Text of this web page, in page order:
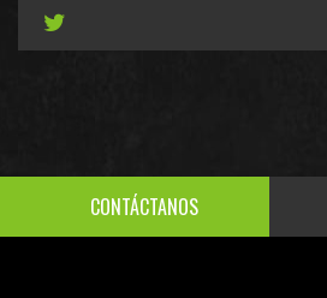
CONTÁCTANOS